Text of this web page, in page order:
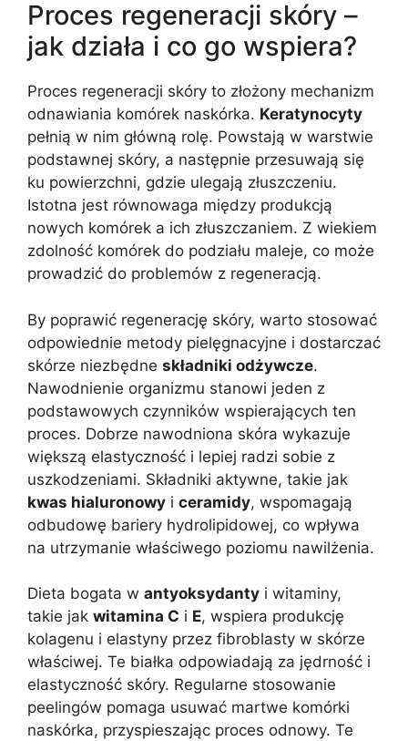
Proces regeneracji skóry –
jak działa i co go wspiera?
Proces regeneracji skóry to złożony mechanizm
odnawiania komórek naskórka. Keratynocyty
pełnią w nim główną rolę. Powstają w warstwie
podstawnej skóry, a następnie przesuwają się
ku powierzchni, gdzie ulegają złuszczeniu.
Istotna jest równowaga między produkcją
nowych komórek a ich złuszczaniem. Z wiekiem
zdolność komórek do podziału maleje, co może
prowadzić do problemów z regeneracją.
By poprawić regenerację skóry, warto stosować
odpowiednie metody pielęgnacyjne i dostarczać
skórze niezbędne składniki odżywcze.
Nawodnienie organizmu stanowi jeden z
podstawowych czynników wspierających ten
proces. Dobrze nawodniona skóra wykazuje
większą elastyczność i lepiej radzi sobie z
uszkodzeniami. Składniki aktywne, takie jak
kwas hialuronowy i ceramidy, wspomagają
odbudowę bariery hydrolipidowej, co wpływa
na utrzymanie właściwego poziomu nawilżenia.
Dieta bogata w antyoksydanty i witaminy,
takie jak witamina C i E, wspiera produkcję
kolagenu i elastyny przez fibroblasty w skórze
właściwej. Te białka odpowiadają za jędrność i
elastyczność skóry. Regularne stosowanie
peelingów pomaga usuwać martwe komórki
naskórka, przyspieszając proces odnowy. Te